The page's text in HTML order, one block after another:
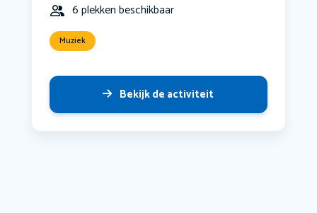
6 plekken beschikbaar
Muziek
Bekijk de activiteit